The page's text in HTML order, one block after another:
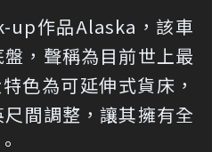
up作品Alaska，該車
，聲稱為目前世上最
色為可延伸式貨床，
間調整，讓其擁有全